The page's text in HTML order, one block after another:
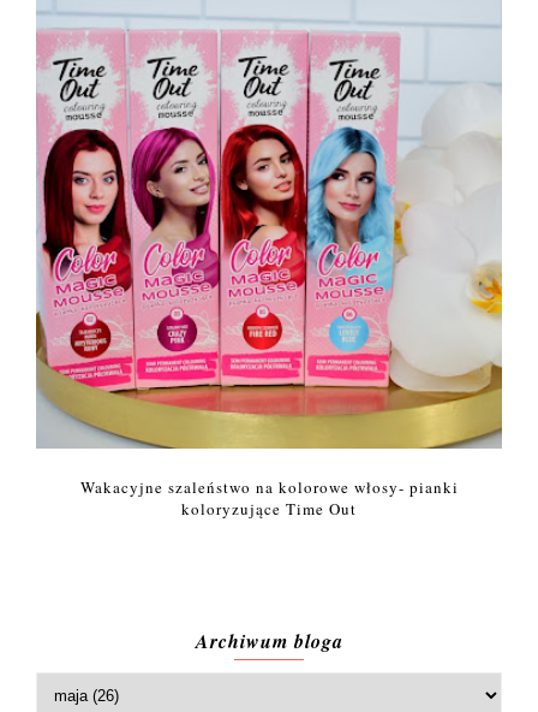
Wakacyjne szaleństwo na kolorowe włosy- pianki
koloryzujące Time Out
Archiwum bloga